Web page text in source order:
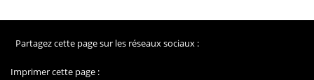
Partagez cette page sur les réseaux sociaux :
Imprimer cette page :